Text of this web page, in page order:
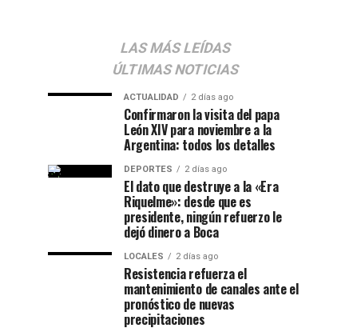
LAS MÁS LEÍDAS
ÚLTIMAS NOTICIAS
ACTUALIDAD 2 días ago
Confirmaron la visita del papa
León XIV para noviembre a la
Argentina: todos los detalles
DEPORTES 2 días ago
El dato que destruye a la «Era
Riquelme»: desde que es
presidente, ningún refuerzo le
dejó dinero a Boca
LOCALES 2 días ago
Resistencia refuerza el
mantenimiento de canales ante el
pronóstico de nuevas
precipitaciones